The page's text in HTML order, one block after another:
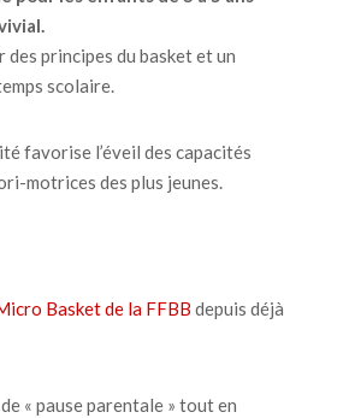
.
principes du basket et un
scolaire.
favorise l’éveil des capacités
motrices des plus jeunes.
Basket de la FFBB depuis déjà
« pause parentale » tout en